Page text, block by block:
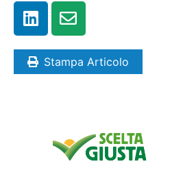
Stampa Articolo